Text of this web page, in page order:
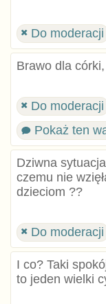
Do moderacji
Brawo dla
Do moderacji
Pokaż ten
Dziwna
czemu nie
dzieciom ??
Do moderacji
I co? Taki
to jeden wielki